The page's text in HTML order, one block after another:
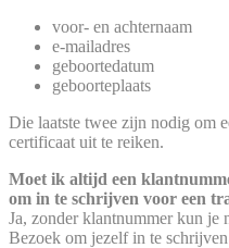
voor- en achternaam
e-mailadres
geboortedatum
geboorteplaats
Die laatste twee zijn nodig om
certificaat uit te reiken.
Moet ik altijd een
om in te schrijven voor een
Ja, zonder klantnummer kun je
Bezoek om jezelf in te